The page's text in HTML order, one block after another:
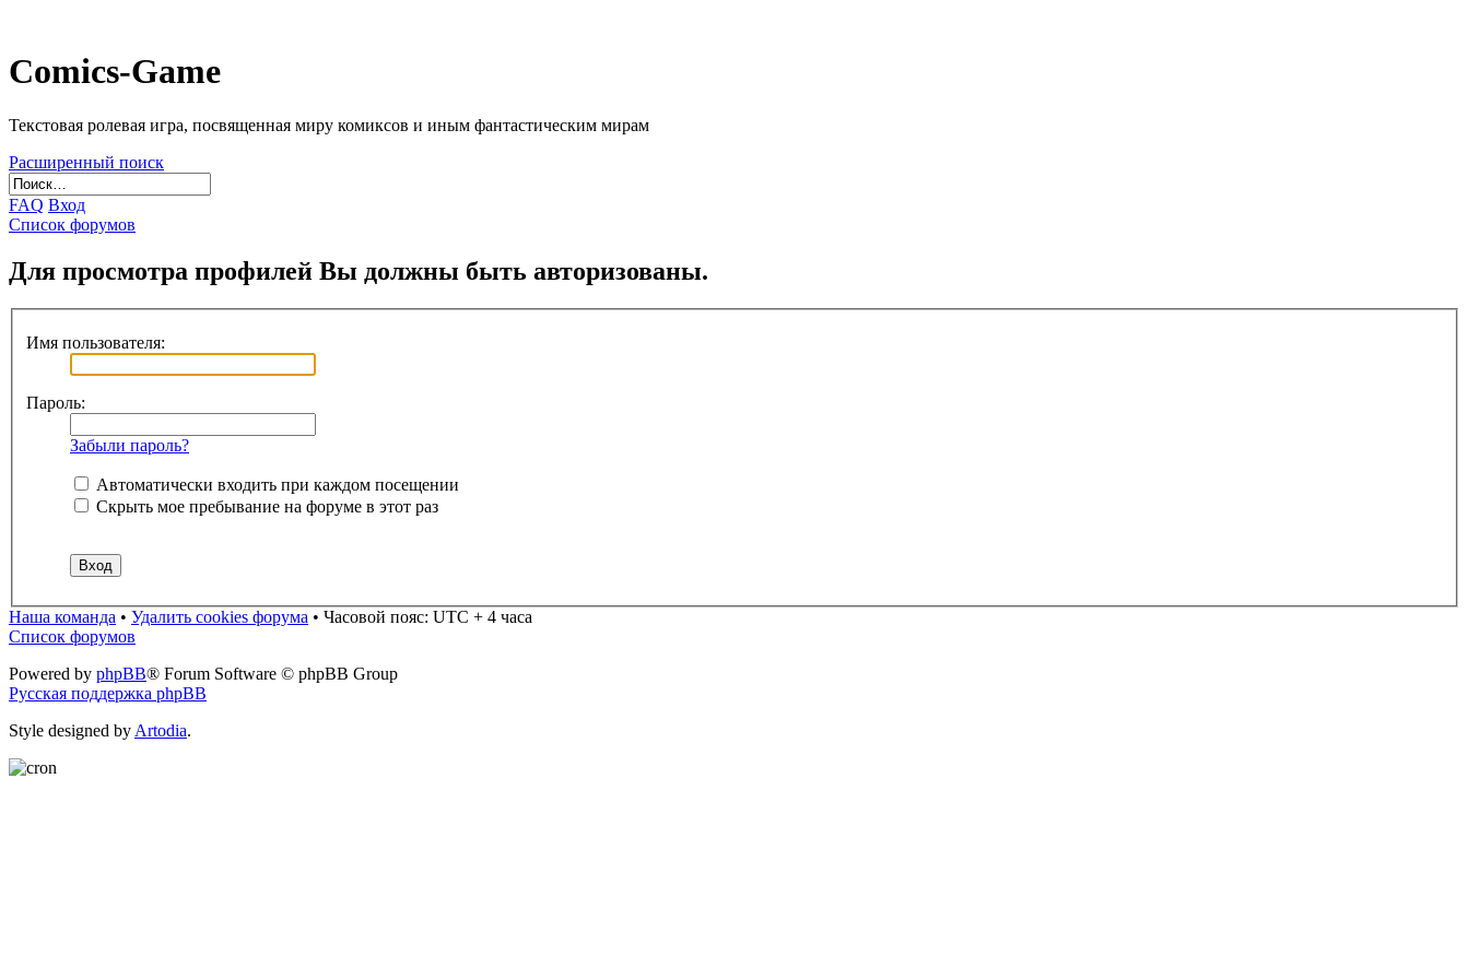
Comics-Game
Текстовая ролевая игра, посвященная миру комиксов и иным фантастическим мирам
Расширенный поиск
FAQ Вход
Список форумов
Для просмотра профилей Вы должны быть авторизованы.
Имя пользователя:
Пароль:
Забыли пароль?
Автоматически входить при каждом посещении
Скрыть мое пребывание на форуме в этот раз
Наша команда • Удалить cookies форума • Часовой пояс: UTC + 4 часа
Список форумов
Powered by phpBB® Forum Software © phpBB Group
Русская поддержка phpBB
Style designed by Artodia.